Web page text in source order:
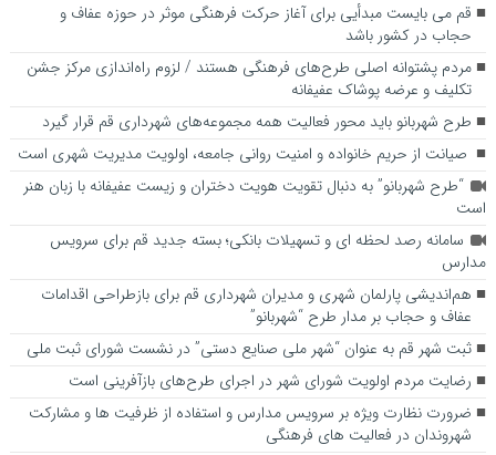
قم می بایست مبدأیی برای آغاز حرکت فرهنگی موثر در حوزه عفاف و
حجاب در کشور باشد
مردم پشتوانه اصلی طرح‌های فرهنگی هستند / لزوم راه‌اندازی مرکز جشن
تکلیف و عرضه پوشاک عفیفانه
طرح شهربانو باید محور فعالیت همه مجموعه‌های شهرداری قم قرار گیرد
صیانت از حریم خانواده و امنیت روانی جامعه، اولویت مدیریت شهری است
“طرح شهربانو” به دنبال تقویت هویت دختران و زیست عفیفانه با زبان هنر
است
سامانه رصد لحظه ای و تسهیلات بانکی؛ بسته جدید قم برای سرویس
مدارس
هم‌اندیشی پارلمان شهری و مدیران شهرداری قم برای بازطراحی اقدامات
عفاف و حجاب بر مدار طرح “شهربانو”
ثبت شهر قم به عنوان “شهر ملی صنایع دستی” در نشست شورای ثبت ملی
رضایت مردم اولویت شورای شهر در اجرای طرح‌های بازآفرینی است
ضرورت نظارت ویژه بر سرویس مدارس و استفاده از ظرفیت ها و مشارکت
شهروندان در فعالیت های فرهنگی